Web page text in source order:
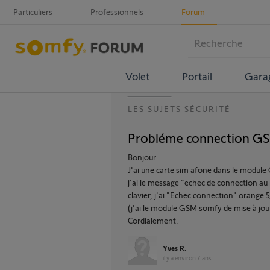
Particuliers Professionnels Forum
Volet Portail
LES SUJETS SÉCURITÉ
Probléme connection
Bonjour
J'ai une carte sim afone dans le module
j'ai le message "echec de connection
clavier, j'ai "Echec connection" orange
(j'ai le module GSM somfy de mise à
Cordialement.
Yves R.
il y a environ 7 ans